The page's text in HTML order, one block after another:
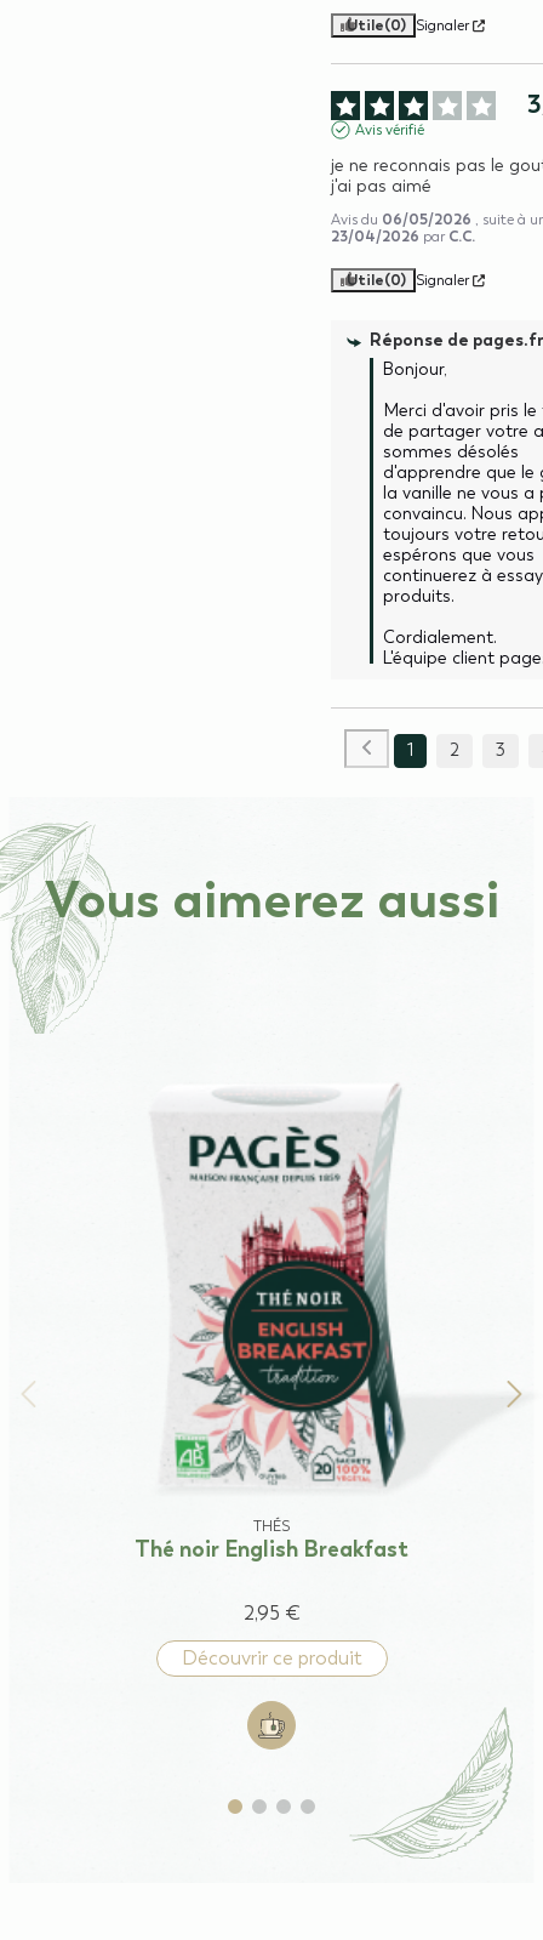
Utile(0) Signaler
3
Avis vérifié
je ne reconnais pas le
j'ai pas aimé
Avis du 06/05/2026 , suite à
23/04/2026 par C.C.
Utile(0) Signaler
Réponse de pages.fr
Bonjour,
Merci d'avoir pris
de partager votre
sommes désolés
d'apprendre que le
la vanille ne vous a
convaincu. Nous
toujours votre
espérons que vous
continuerez à
produits.
Cordialement.
L'équipe client
1 2 3
Vous aimerez aussi
THÉS
Thé noir English Breakfast
2,95 €
Découvrir ce produit
Add to cart: Thé noir English